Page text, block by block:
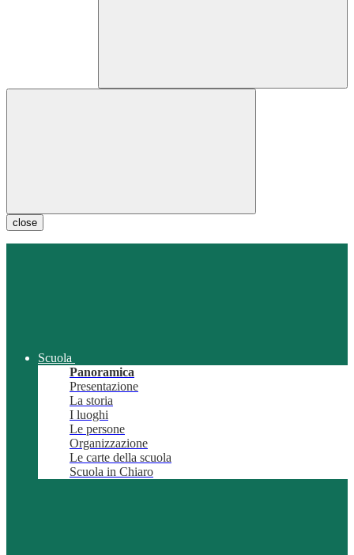
close
Scuola
Panoramica
Presentazione
La storia
I luoghi
Le persone
Organizzazione
Le carte della scuola
Scuola in Chiaro